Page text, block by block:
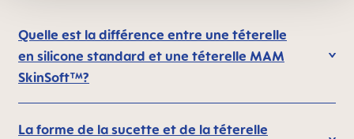
Quelle est la différence entre une téterelle
en silicone standard et une téterelle MAM
SkinSoft™?
La forme de la sucette et de la téterelle